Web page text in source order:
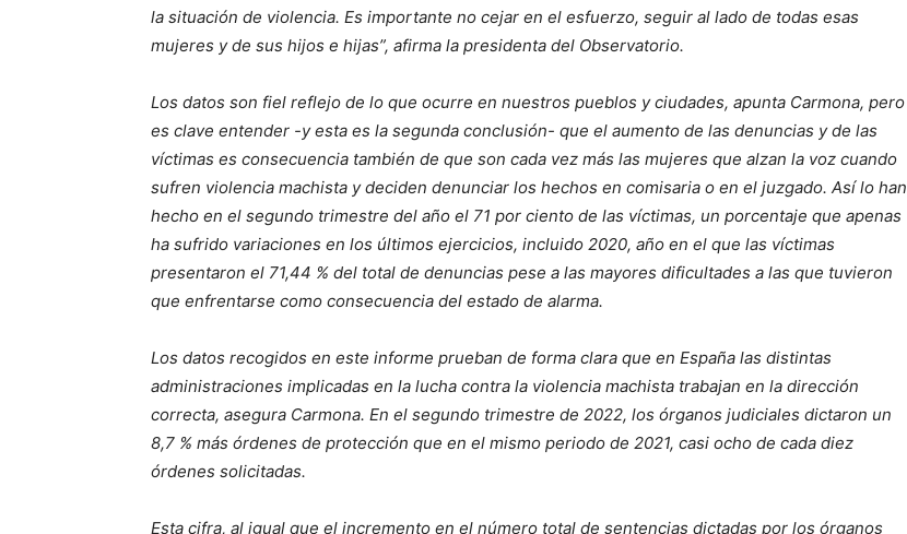
la situación de violencia. Es importante no cejar en el esfuerzo, seguir al lado de todas esas
mujeres y de sus hijos e hijas”, afirma la presidenta del Observatorio.
Los datos son fiel reflejo de lo que ocurre en nuestros pueblos y ciudades, apunta Carmona, pero
es clave entender -y esta es la segunda conclusión- que el aumento de las denuncias y de las
víctimas es consecuencia también de que son cada vez más las mujeres que alzan la voz cuando
sufren violencia machista y deciden denunciar los hechos en comisaria o en el juzgado. Así lo han
hecho en el segundo trimestre del año el 71 por ciento de las víctimas, un porcentaje que apenas
ha sufrido variaciones en los últimos ejercicios, incluido 2020, año en el que las víctimas
presentaron el 71,44 % del total de denuncias pese a las mayores dificultades a las que tuvieron
que enfrentarse como consecuencia del estado de alarma.
Los datos recogidos en este informe prueban de forma clara que en España las distintas
administraciones implicadas en la lucha contra la violencia machista trabajan en la dirección
correcta, asegura Carmona. En el segundo trimestre de 2022, los órganos judiciales dictaron un
8,7 % más órdenes de protección que en el mismo periodo de 2021, casi ocho de cada diez
órdenes solicitadas.
Esta cifra, al igual que el incremento en el número total de sentencias dictadas por los órganos